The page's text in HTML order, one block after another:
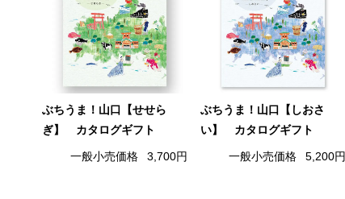
ぶちうま！山口【せせら
ぎ】 カタログギフト
一般小売価格 3,700円
ぶちうま！山口【しおさ
い】 カタログギフト
一般小売価格 5,200円